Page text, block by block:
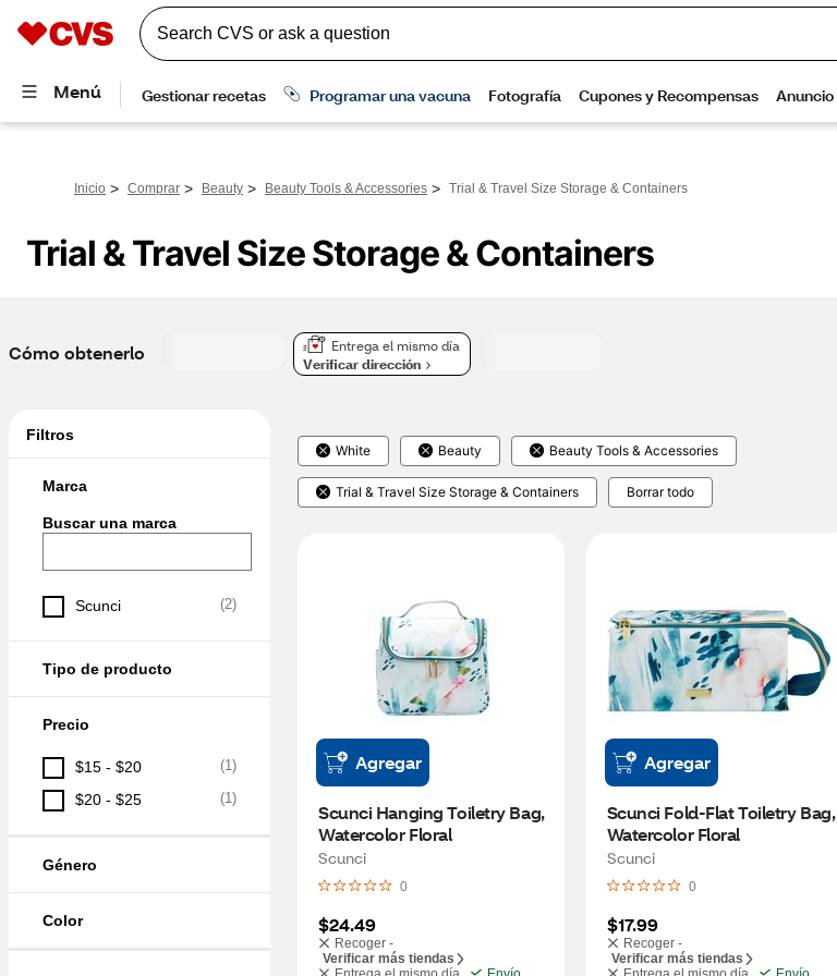
Inicio > Comprar > Beauty > Beauty Tools & Accessories > Trial & Travel Size Storage & Containers
Trial & Travel Size Storage & Containers
Cómo obtenerlo
Entrega el mismo día
Verificar dirección
Filtros
Marca
Buscar una marca
Scunci (2)
Tipo de producto
Precio
$15 - $20 (1)
$20 - $25 (1)
Género
Color
White Beauty Beauty Tools & Accessories
Trial & Travel Size Storage & Containers Borrar todo
Agregar
Scunci Hanging Toiletry Bag,
Watercolor Floral
Scunci
0
$24.49
Recoger -
Verificar más tiendas
Agregar
Scunci Fold-Flat Toiletry Bag,
Watercolor Floral
Scunci
0
$17.99
Recoger -
Verificar más tiendas